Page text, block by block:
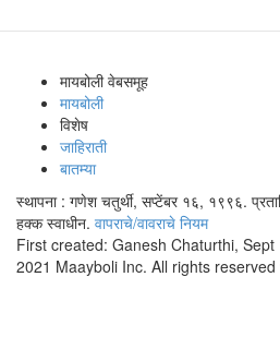
मायबोली वेबसमूह
मायबोली
विशेष
जाहिराती
बातम्या
स्थापना : गणेश चतुर्थी, सप्टेंबर १६, १९९६.
हक्क स्वाधीन. वापराचे/वावराचे नियम
First created: Ganesh Chaturthi,
2021 Maayboli Inc. All rights reserved